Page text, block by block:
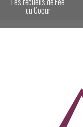
du Coeur